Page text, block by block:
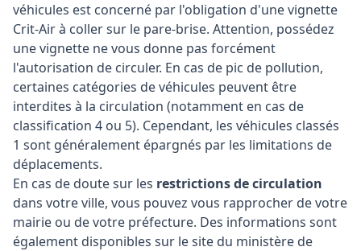
véhicules est concerné par l'obligation d'une vignette
Crit-Air à coller sur le pare-brise. Attention, possédez
une vignette ne vous donne pas forcément
l'autorisation de circuler. En cas de pic de pollution,
certaines catégories de véhicules peuvent être
interdites à la circulation (notamment en cas de
classification 4 ou 5). Cependant, les véhicules classés
1 sont généralement épargnés par les limitations de
déplacements.
En cas de doute sur les restrictions de circulation
dans votre ville, vous pouvez vous rapprocher de votre
mairie ou de votre préfecture. Des informations sont
également disponibles sur le site du ministère de